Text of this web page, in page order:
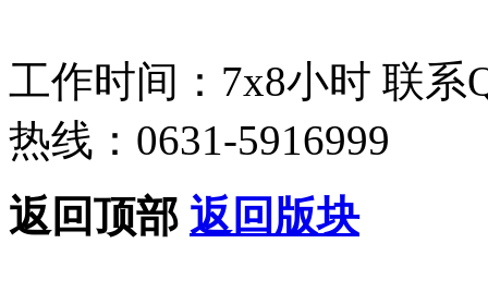
工作时间：7x8小时 联系
热线：0631-5916999
返回顶部 返回版块